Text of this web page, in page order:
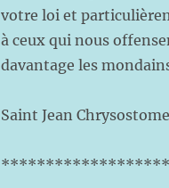
votre loi et
à ceux qui nous
davantage les
Saint Jean Chrysostome